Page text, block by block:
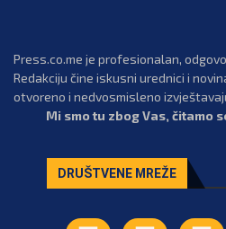
Press.co.me je profesionalan,
Redakciju čine iskusni urednici i
otvoreno i nedvosmisleno
Mi smo tu zbog Vas, čitamo
DRUŠTVENE MREŽE